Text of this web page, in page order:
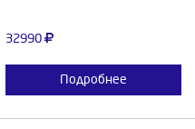
32990
Подробнее